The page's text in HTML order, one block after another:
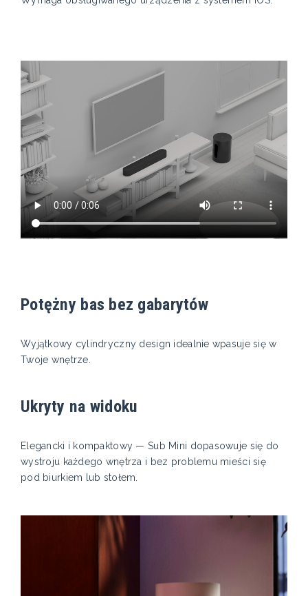
Potężny bas bez gabarytów
Wyjątkowy cylindryczny design idealnie wpasuje się w
Twoje wnętrze.
Ukryty na widoku
Elegancki i kompaktowy — Sub Mini dopasowuje się do
wystroju każdego wnętrza i bez problemu mieści się
pod biurkiem lub stołem.